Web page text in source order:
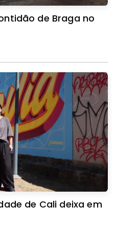
de Braga no
Cali deixa em